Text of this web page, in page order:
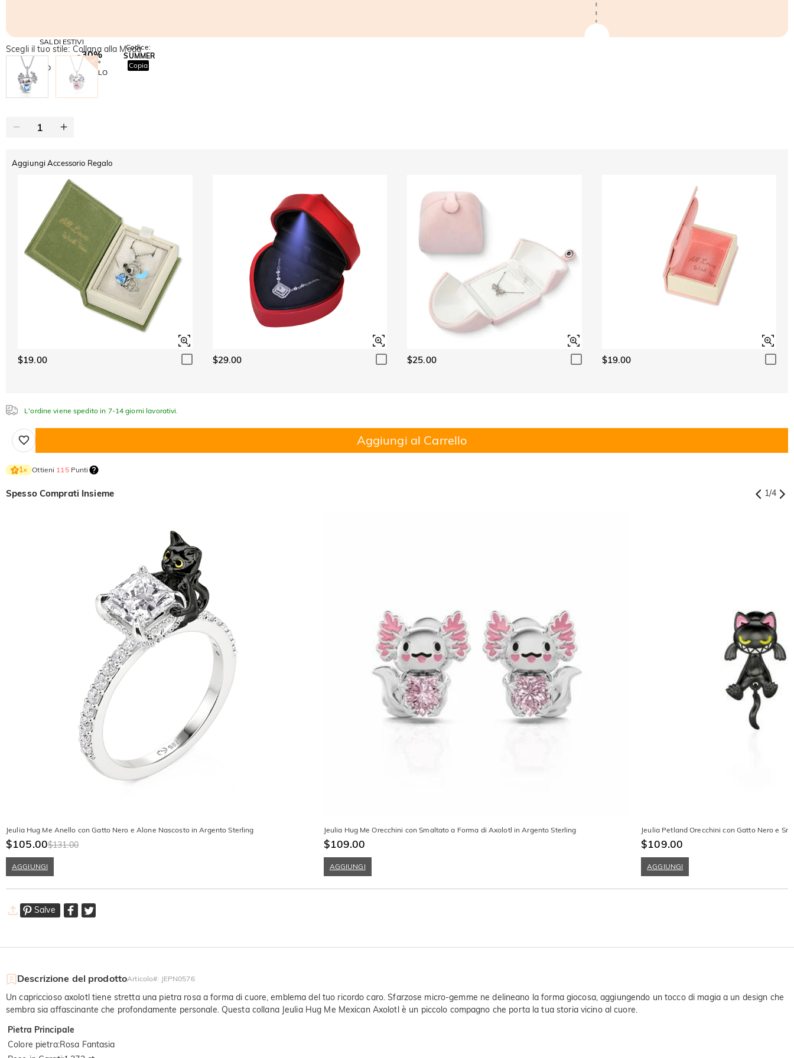
SALDI ESTIVI
-10%
SU TUTTO
-30%
SUL 2°
ARTICOLO
Codice:
SUMMER
Copia
Scegli il tuo stile: Collana alla Moda
Aggiungi Accessorio Regalo
$19.00 $29.00 $25.00 $19.00
L'ordine viene spedito in 7-14 giorni lavorativi.
Aggiungi al Carrello
1× Ottieni 115Punti
Spesso Comprati Insieme 1/4
Jeulia Hug Me Anello con Gatto Nero e Alone Nascosto in Argento Sterling
$105.00$131.00
AGGIUNGI
Jeulia Hug Me Orecchini con Smaltato a Forma di Axolotl in Argento Sterling
$109.00
AGGIUNGI
Jeulia Petland Orecchini con Gatto Nero e
$109.00
AGGIUNGI
Salve
Descrizione del prodottoArticolo#: JEPN0576
Un capriccioso axolotl tiene stretta una pietra rosa a forma di cuore, emblema del tuo ricordo caro. Sfarzose micro-gemme ne delineano la forma giocosa, aggiungendo un tocco di magia a un design che
sembra sia affascinante che profondamente personale. Questa collana Jeulia Hug Me Mexican Axolotl è un piccolo compagno che porta la tua storia vicino al cuore.
Pietra Principale
Colore pietra:Rosa Fantasia